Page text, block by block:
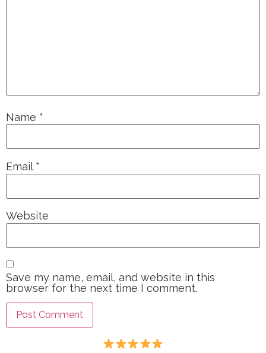
Name *
Email *
Website
Save my name, email, and website in this
browser for the next time I comment.